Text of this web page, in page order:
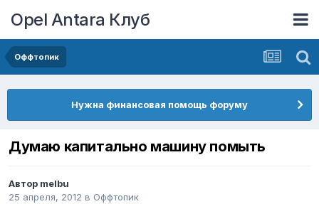
Opel Antara Клуб
Оффтопик
Нужна финансовая помощь форуму
Думаю капитально машину помыть
Автор melbu
25 апреля, 2012 в Оффтопик